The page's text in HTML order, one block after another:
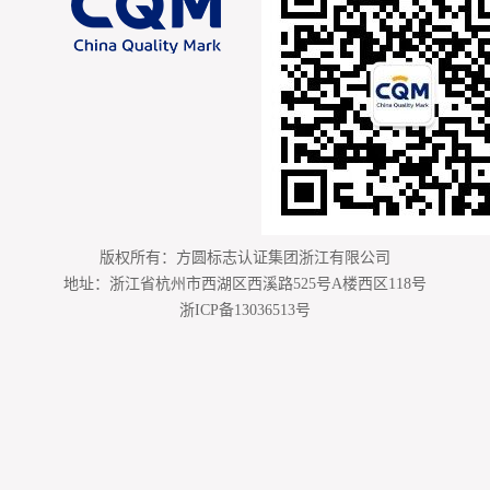
版权所有：方圆标志认证集团浙江有限公司
地址：浙江省杭州市西湖区西溪路525号A楼西区118号
浙ICP备13036513号